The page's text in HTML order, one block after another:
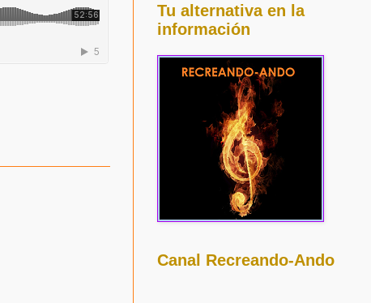
Tu alternativa en la
información
Canal Recreando-Ando